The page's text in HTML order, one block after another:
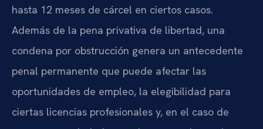
hasta 12 meses de cárcel en ciertos casos.
Además de la pena privativa de libertad, una
condena por obstrucción genera un antecedente
penal permanente que puede afectar las
oportunidades de empleo, la elegibilidad para
ciertas licencias profesionales y, en el caso de